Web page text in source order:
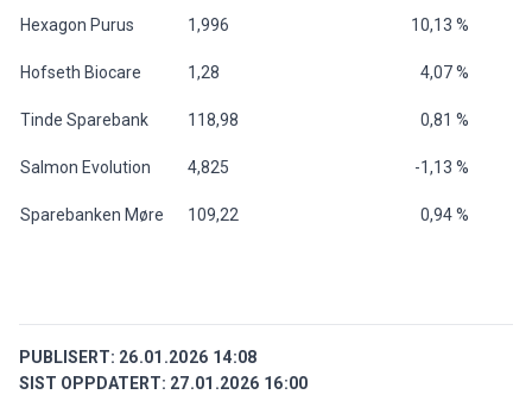
Hexagon Purus 1,996 10,13 %
Hofseth Biocare 1,28 4,07 %
Tinde Sparebank 118,98 0,81 %
Salmon Evolution 4,825 -1,13 %
Sparebanken Møre 109,22 0,94 %
PUBLISERT: 26.01.2026 14:08
SIST OPPDATERT: 27.01.2026 16:00